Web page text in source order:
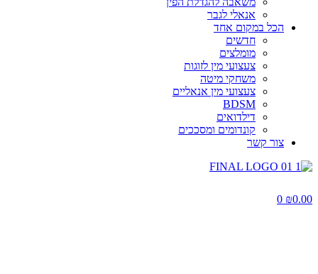
אנאלי לגבר
הכל במקום אחד
חדשים
מומלצים
צעצועי מין לזוגות
משחקי מיטה
צעצועי מין אנאליים
BDSM
דילדואים
קונדומים ומסככים
צור קשר
₪0.00
0